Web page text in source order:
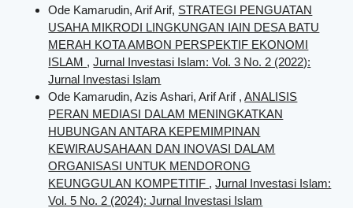
Ode Kamarudin, Arif Arif, STRATEGI PENGUATAN
USAHA MIKRODI LINGKUNGAN IAIN DESA BATU
MERAH KOTA AMBON PERSPEKTIF EKONOMI
ISLAM ,Jurnal Investasi Islam: Vol. 3 No. 2 (2022):
Jurnal Investasi Islam
Ode Kamarudin, Azis Ashari, Arif Arif ,ANALISIS
PERAN MEDIASI DALAM MENINGKATKAN
HUBUNGAN ANTARA KEPEMIMPINAN
KEWIRAUSAHAAN DAN INOVASI DALAM
ORGANISASI UNTUK MENDORONG
KEUNGGULAN KOMPETITIF ,Jurnal Investasi Islam:
Vol. 5 No. 2 (2024): Jurnal Investasi Islam